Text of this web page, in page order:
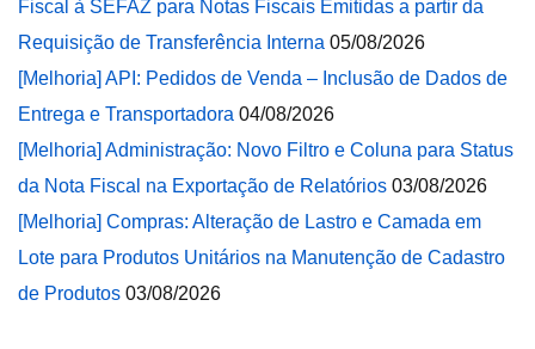
Fiscal à SEFAZ para Notas Fiscais Emitidas a partir da
Requisição de Transferência Interna 05/08/2026
[Melhoria] API: Pedidos de Venda – Inclusão de Dados de
Entrega e Transportadora 04/08/2026
[Melhoria] Administração: Novo Filtro e Coluna para Status
da Nota Fiscal na Exportação de Relatórios 03/08/2026
[Melhoria] Compras: Alteração de Lastro e Camada em
Lote para Produtos Unitários na Manutenção de Cadastro
de Produtos 03/08/2026